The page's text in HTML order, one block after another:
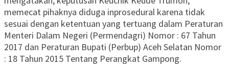
memecat pihaknya diduga inprosedural karena tidak
sesuai dengan ketentuan yang tertuang dalam Peraturan
Menteri Dalam Negeri (Permendagri) Nomor : 67 Tahun
2017 dan Peraturan Bupati (Perbup) Aceh Selatan Nomor
: 18 Tahun 2015 Tentang Perangkat Gampong.